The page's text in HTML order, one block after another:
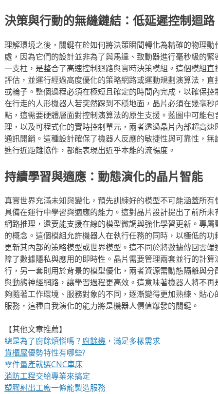
決策與行動的無縫鏈結：低延遲控制迴路
理解環境之後，關鍵在於如何將決策瞬間轉化為精確的物理
處，因為它們的設計並非為了與馬達、致動器進行毫秒級的
一支柱，是整合了高速控制迴路與實時決策模組。這個模組
評估，並運行經過高度優化的策略網路或運動規劃演算法，
或輪子。整個過程必須在極短且確定的時間內完成，以確保
在行走的人形機器人若突然踩到不穩地面，晶片必須在幾毫
點，這需要硬體層面對控制演算法的原生支援。藍圖中可能
理，以及可程式化的實時控制單元，兩者透過晶片內部超高
通訊開銷。這種設計確保了機器人反應的敏捷性與可靠性，
進行近距離協作，都能表現出近乎本能的流暢度。
持續學習與適應：動態演化的晶片智能
真實世界充滿未知與變化，預先訓練好的模型不可能涵蓋所
具備在運行中學習與適應的能力。這對晶片設計提出了前所
網路推理，還要能支援在線的模型微調與強化學習更新。專
的概念。這個模組允許機器人在執行任務的同時，以極低的
更新其內部的策略模型或世界模型。這不同於將數據傳回雲
障了數據隱私與應用的即時性。晶片需要管理兩套並行的計
行，另一套則用於背景的模型優化，兩者資源需動態隔離與
與動態神經網路，讓學習過程更高效。這意味著機器人將不
夠隨著工作環境、服務對象的不同，逐漸變得更加熟練、貼
服務，這種自我演化的能力將是機器人價值爆發的關鍵。
【其他文章推薦】
總是為了廚餘煩惱嗎？廚餘機，滿足多樣需求
貨櫃屋優勢特性有哪些?
零件量產就選CNC車床
消防工程交給專業來搞定
塑膠射出工廠一條龍製造服務